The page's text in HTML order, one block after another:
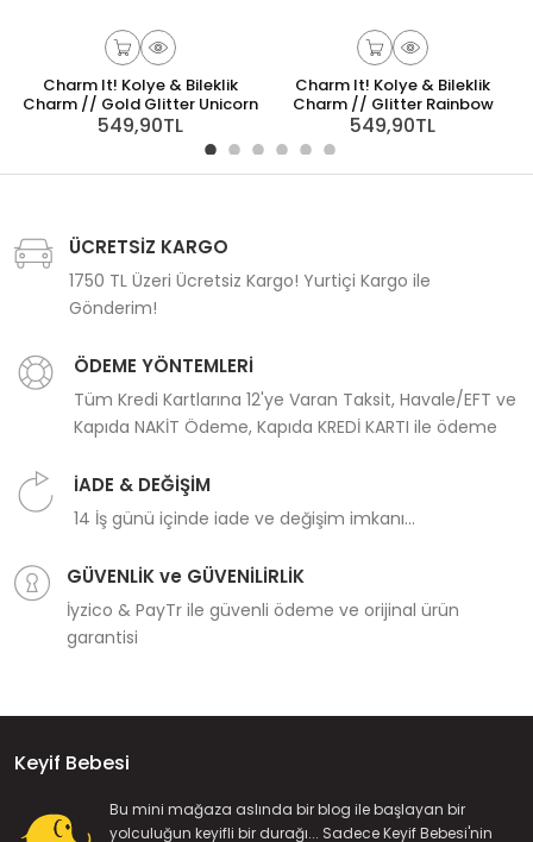
Charm It! Kolye & Bileklik
Charm // Gold Glitter Unicorn
549,90TL
Charm It! Kolye & Bileklik
Charm // Glitter Rainbow
549,90TL
ÜCRETSİZ KARGO
1750 TL Üzeri Ücretsiz Kargo! Yurtiçi Kargo ile
Gönderim!
ÖDEME YÖNTEMLERİ
Tüm Kredi Kartlarına 12'ye Varan Taksit, Havale/EFT ve
Kapıda NAKİT Ödeme, Kapıda KREDİ KARTI ile ödeme
İADE & DEĞİŞİM
14 İş günü içinde iade ve değişim imkanı...
GÜVENLİK ve GÜVENİLİRLİK
İyzico & PayTr ile güvenli ödeme ve orijinal ürün
garantisi
Keyif Bebesi
Bu mini mağaza aslında bir blog ile başlayan bir
yolculuğun keyifli bir durağı... Sadece Keyif Bebesi'nin